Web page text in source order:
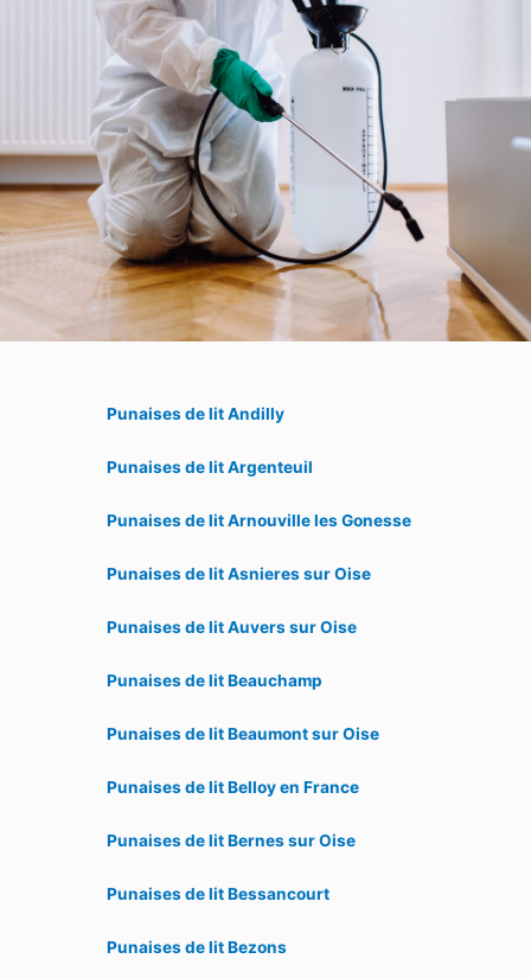
Punaises de lit Andilly
Punaises de lit Argenteuil
Punaises de lit Arnouville les Gonesse
Punaises de lit Asnieres sur Oise
Punaises de lit Auvers sur Oise
Punaises de lit Beauchamp
Punaises de lit Beaumont sur Oise
Punaises de lit Belloy en France
Punaises de lit Bernes sur Oise
Punaises de lit Bessancourt
Punaises de lit Bezons